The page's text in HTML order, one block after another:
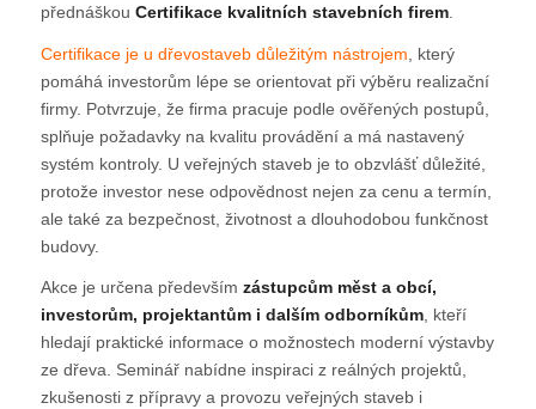
přednáškou Certifikace kvalitních stavebních firem.
Certifikace je u dřevostaveb důležitým nástrojem , který
pomáhá investorům lépe se orientovat při výběru realizační
firmy. Potvrzuje, že firma pracuje podle ověřených postupů,
splňuje požadavky na kvalitu provádění a má nastavený
systém kontroly. U veřejných staveb je to obzvlášť důležité,
protože investor nese odpovědnost nejen za cenu a termín,
ale také za bezpečnost, životnost a dlouhodobou funkčnost
budovy.
Akce je určena především zástupcům měst a obcí,
investorům, projektantům i dalším odborníkům, kteří
hledají praktické informace o možnostech moderní výstavby
ze dřeva. Seminář nabídne inspiraci z reálných projektů,
zkušenosti z přípravy a provozu veřejných staveb i